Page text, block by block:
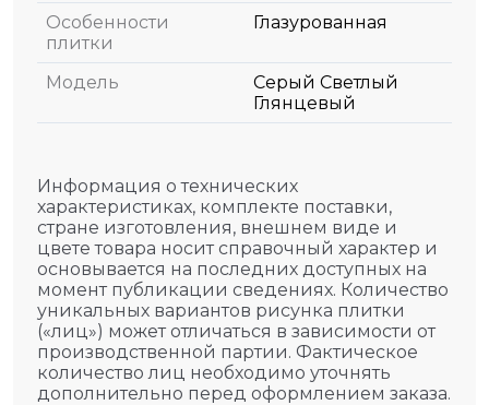
Особенности
плитки
Глазурованная
Модель
Серый Светлый
Глянцевый
Информация о технических
характеристиках, комплекте поставки,
стране изготовления, внешнем виде и
цвете товара носит справочный характер и
основывается на последних доступных на
момент публикации сведениях. Количество
уникальных вариантов рисунка плитки
(«лиц») может отличаться в зависимости от
производственной партии. Фактическое
количество лиц необходимо уточнять
дополнительно перед оформлением заказа.